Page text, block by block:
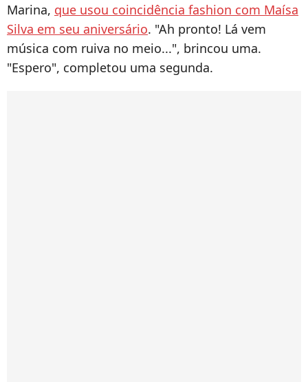
Marina, que usou coincidência fashion com Maísa
Silva em seu aniversário. "Ah pronto! Lá vem
música com ruiva no meio...", brincou uma.
"Espero", completou uma segunda.